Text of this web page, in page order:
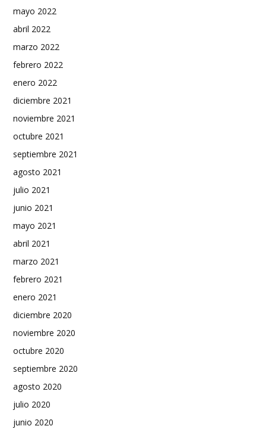
mayo 2022
abril 2022
marzo 2022
febrero 2022
enero 2022
diciembre 2021
noviembre 2021
octubre 2021
septiembre 2021
agosto 2021
julio 2021
junio 2021
mayo 2021
abril 2021
marzo 2021
febrero 2021
enero 2021
diciembre 2020
noviembre 2020
octubre 2020
septiembre 2020
agosto 2020
julio 2020
junio 2020